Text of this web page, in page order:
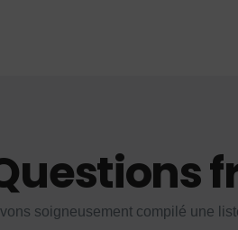
soigneusement compilé une